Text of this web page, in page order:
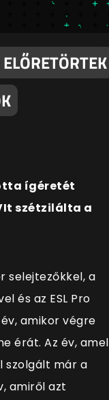
ígéretét
szétzilálta a
selejtezőkkel, a
és az ESL Pro
amikor végre
érát. Az év,
szolgált már a
amiről azt